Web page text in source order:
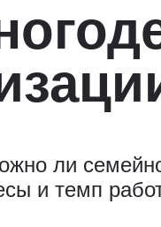
ли
и темп